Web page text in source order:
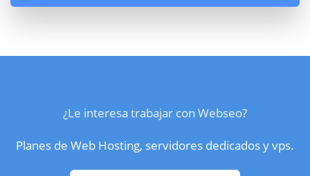
¿Le interesa trabajar con Webseo?
Planes de Web Hosting, servidores dedicados y vps.